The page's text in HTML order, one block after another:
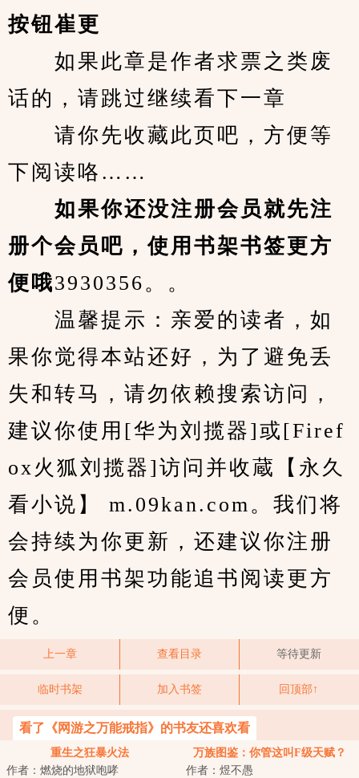
按钮崔更
如果此章是作者求票之类废
话的，请跳过继续看下一章
请你先收藏此页吧，方便等
下阅读咯……
如果你还没注册会员就先注
册个会员吧，使用书架书签更方
便哦3930356。。
温馨提示：亲爱的读者，如
果你觉得本站还好，为了避免丢
失和转马，请勿依赖搜索访问，
建议你使用[华为刘揽器]或[Firef
ox火狐刘揽器]访问并收蔵【永久
看小说】 m.09kan.com。我们将
会持续为你更新，还建议你注册
会员使用书架功能追书阅读更方
便。
上一章 查看目录 等待更新
临时书架 加入书签 回顶部↑
看了《网游之万能戒指》的书友还喜欢看
重生之狂暴火法
作者：燃烧的地狱咆哮
万族图鉴：你管这叫F级天赋？
作者：煜不愚